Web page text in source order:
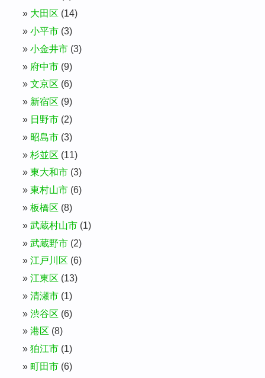
大田区 (14)
小平市 (3)
小金井市 (3)
府中市 (9)
文京区 (6)
新宿区 (9)
日野市 (2)
昭島市 (3)
杉並区 (11)
東大和市 (3)
東村山市 (6)
板橋区 (8)
武蔵村山市 (1)
武蔵野市 (2)
江戸川区 (6)
江東区 (13)
清瀬市 (1)
渋谷区 (6)
港区 (8)
狛江市 (1)
町田市 (6)